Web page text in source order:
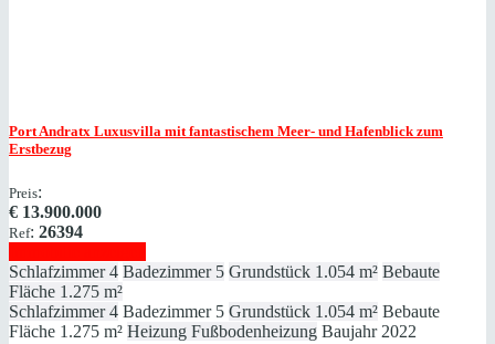
Port Andratx Luxusvilla mit fantastischem Meer- und Hafenblick zum
Erstbezug
Preis:
€ 13.900.000
Ref: 26394
Schlafzimmer 4 Badezimmer 5 Grundstück 1.054 m² Bebaute
Fläche 1.275 m²
Schlafzimmer 4 Badezimmer 5 Grundstück 1.054 m² Bebaute
Fläche 1.275 m² Heizung Fußbodenheizung Baujahr 2022